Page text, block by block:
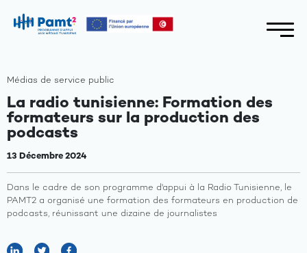
Médias de service public
La radio tunisienne: Formation des
formateurs sur la production des
podcasts
13 Décembre 2024
Dans le cadre de son programme d'appui à la Radio Tunisienne, le
PAMT2 a organisé une formation des formateurs en production de
podcasts, réunissant une dizaine de journalistes